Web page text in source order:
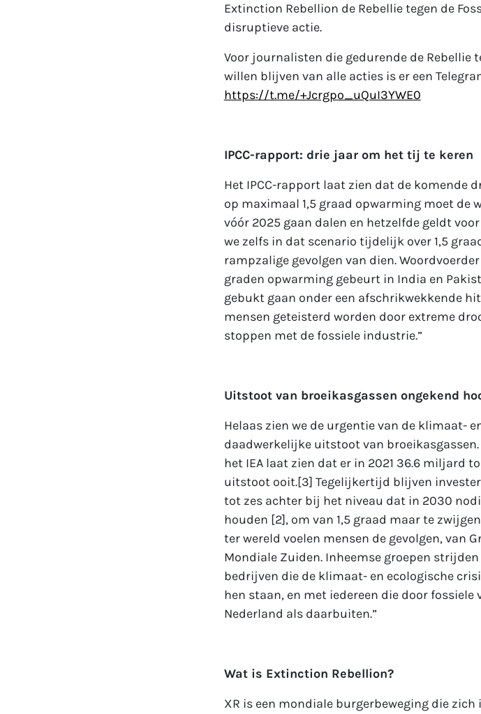
Extinction Rebellion de Rebellie tegen de
disruptieve actie.
Voor journalisten die gedurende de Rebellie
willen blijven van alle acties is er een
https://t.me/+Jcrgpo_uQuI3YWE0
IPCC-rapport: drie jaar om het tij te keren
Het IPCC-rapport laat zien dat de komende
op maximaal 1,5 graad opwarming moet de
vóór 2025 gaan dalen en hetzelfde geldt
we zelfs in dat scenario tijdelijk over 1,5
rampzalige gevolgen van dien.
graden opwarming gebeurt in India en
gebukt gaan onder een afschrikwekkende
mensen geteisterd worden door extreme
stoppen met de fossiele industrie.”
Uitstoot van broeikasgassen ongekend
Helaas zien we de urgentie van de klimaat-
daadwerkelijke uitstoot van broeikasgassen.
het IEA laat zien dat er in 2021 36.6 miljard
uitstoot ooit.[3] Tegelijkertijd blijven
tot zes achter bij het niveau dat in 2030
houden [2], om van 1,5 graad maar te
ter wereld voelen mensen de gevolgen, van
Mondiale Zuiden. Inheemse groepen
bedrijven die de klimaat- en ecologische
hen staan, en met iedereen die door
Nederland als daarbuiten.”
Wat is Extinction Rebellion?
XR is een mondiale burgerbeweging die